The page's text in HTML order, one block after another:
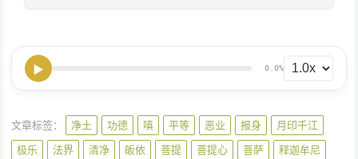
▶ 0.0%
文章标签： 净土 功德 嗔 平等 恶业 报身
月印千江
极乐
法界 清净 皈依 菩提 菩提心 菩萨 释迦牟尼